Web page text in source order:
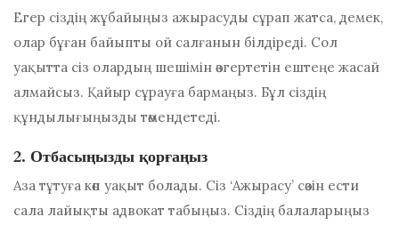
Егер сіздің жұбайыңыз ажырасуды сұрап жатса, демек,
олар бұған байыпты ой салғанын білдіреді. Сол
уақытта сіз олардың шешімін өзгертетін ештеңе жасай
алмайсыз. Қайыр сұрауға бармаңыз. Бұл сіздің
құндылығыңызды төмендетеді.
2. Отбасыңызды қорғаңыз
Аза тұтуға көп уақыт болады. Сіз ‘Ажырасу’ сөзін ести
сала лайықты адвокат табыңыз. Сіздің балаларыңыз